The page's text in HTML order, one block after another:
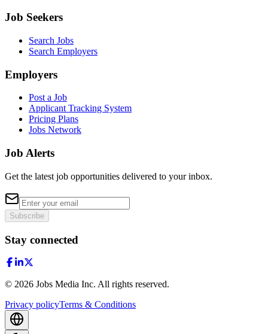
Job Seekers
Search Jobs
Search Employers
Employers
Post a Job
Applicant Tracking System
Pricing Plans
Jobs Network
Job Alerts
Get the latest job opportunities delivered to your inbox.
Subscribe
Stay connected
© 2026 Jobs Media Inc. All rights reserved.
Privacy policyTerms & Conditions